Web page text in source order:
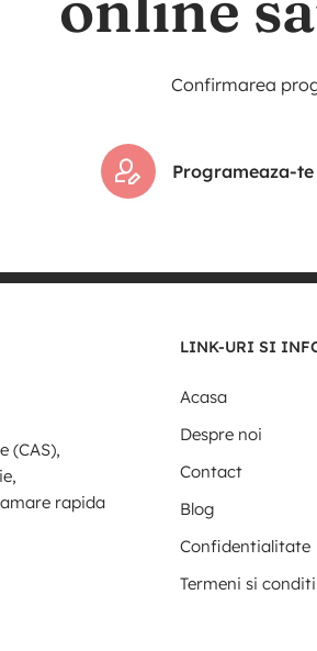
Confirmarea
Programeaza-
(CAS),
rapida
LINK-URI SI
Acasa
Despre noi
Contact
Blog
Confidentialitate
Termeni si